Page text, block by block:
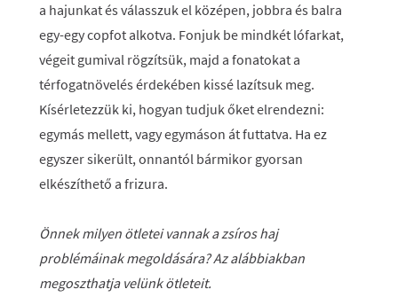
a hajunkat és válasszuk el középen, jobbra és balra
egy-egy copfot alkotva. Fonjuk be mindkét lófarkat,
végeit gumival rögzítsük, majd a fonatokat a
térfogatnövelés érdekében kissé lazítsuk meg.
Kísérletezzük ki, hogyan tudjuk őket elrendezni:
egymás mellett, vagy egymáson át futtatva. Ha ez
egyszer sikerült, onnantól bármikor gyorsan
elkészíthető a frizura.
Önnek milyen ötletei vannak a zsíros haj
problémáinak megoldására? Az alábbiakban
megoszthatja velünk ötleteit.